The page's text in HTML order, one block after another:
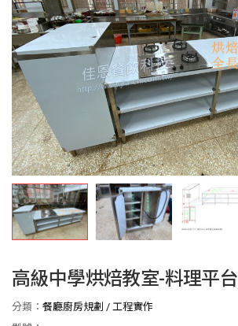
高級中學烘焙教室-料理平台
分類： 餐廳廚房規劃 / 工程實作